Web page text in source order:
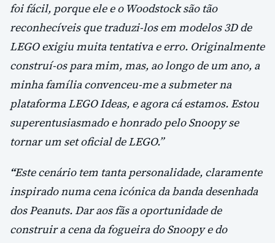
foi fácil, porque ele e o Woodstock são tão
reconhecíveis que traduzi-los em modelos 3D de
LEGO exigiu muita tentativa e erro. Originalmente
construí-os para mim, mas, ao longo de um ano, a
minha família convenceu-me a submeter na
plataforma LEGO Ideas, e agora cá estamos. Estou
superentusiasmado e honrado pelo Snoopy se
tornar um set oficial de LEGO.”
“Este cenário tem tanta personalidade, claramente
inspirado numa cena icónica da banda desenhada
dos Peanuts. Dar aos fãs a oportunidade de
construir a cena da fogueira do Snoopy e do